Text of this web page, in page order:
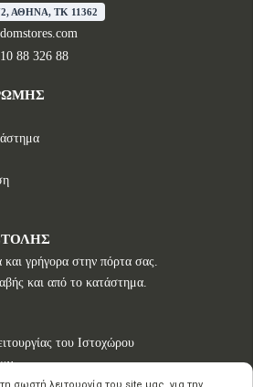
ΑΘΗΝΑ, TK 11362
88 326 88
γρήγορα στην πόρτα σας.
και από το κατάστημα.
του Ιστοχώρου